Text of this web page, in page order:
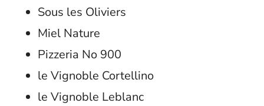
Sous les Oliviers
Miel Nature
Pizzeria No 900
le Vignoble Cortellino
le Vignoble Leblanc